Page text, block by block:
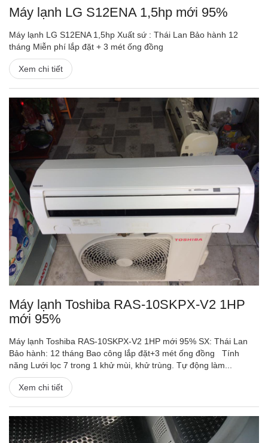
Máy lạnh LG S12ENA 1,5hp mới 95%
Máy lạnh LG S12ENA 1,5hp Xuất sứ : Thái Lan Bảo hành 12
tháng Miễn phí lắp đặt + 3 mét ống đồng
Xem chi tiết
Máy lạnh Toshiba RAS-10SKPX-V2 1HP
mới 95%
Máy lạnh Toshiba RAS-10SKPX-V2 1HP mới 95% SX: Thái Lan
Bảo hành: 12 tháng Bao công lắp đặt+3 mét ống đồng Tính
năng Lưới lọc 7 trong 1 khử mùi, khử trùng. Tự động làm...
Xem chi tiết